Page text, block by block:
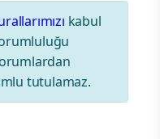
kabul
tutulamaz.